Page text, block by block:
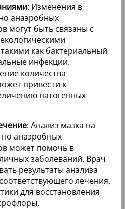
: Изменения в
анаэробных
могут быть связаны с
как бактериальный
инфекции.
количества
привести к
патогенных
: Анализ мазка на
анаэробных
может помочь в
заболеваний. Врач
результаты анализа
лечения,
для восстановления